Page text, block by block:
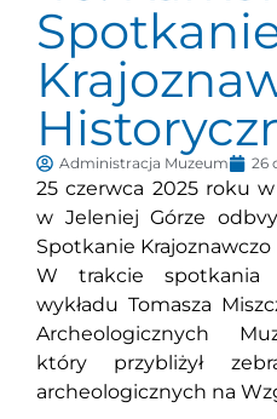
Administracja Muzeum 26
25 czerwca 2025 roku
w Jeleniej Górze
Spotkanie
W trakcie spotkania
wykładu Tomasza
Archeologicznych
który przybliżył
archeologicznych na